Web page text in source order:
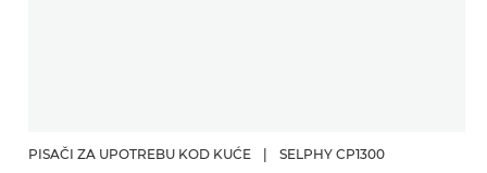
PISAČI ZA UPOTREBU KOD KUĆE SELPHY CP1300